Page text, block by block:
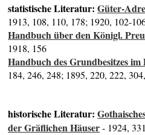
statistische Literatur:Güter-
1913, 108, 110, 178; 1920, 102-
Handbuch über den Königl.
1918, 156
Handbuch des Grundbesitzes im
184, 246, 248; 1895, 220, 222,
historische Literatur:
der Gräflichen Häuser- 1924,